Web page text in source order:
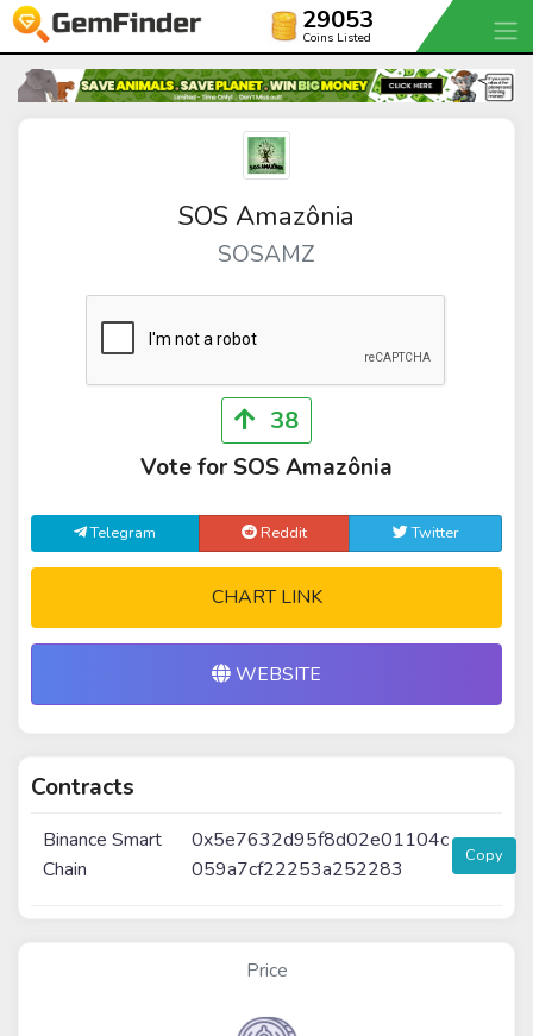
29053
Coins Listed
SOS Amazônia
SOSAMZ
38
Vote for SOS Amazônia
Telegram Reddit Twitter
CHART LINK
WEBSITE
Contracts
Binance Smart
Chain
0x5e7632d95f8d02e01104c
059a7cf22253a252283
Copy
Price